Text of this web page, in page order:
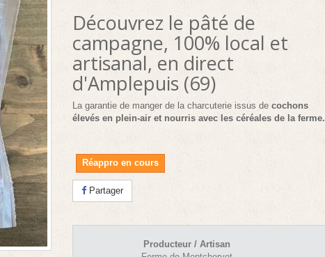
Découvrez le pâté de
campagne, 100% local et
artisanal, en direct
d'Amplepuis (69)
La garantie de manger de la charcuterie issus de cochons
élevés en plein-air et nourris avec les céréales de la ferme.
Réappro en cours
Partager
Producteur / Artisan